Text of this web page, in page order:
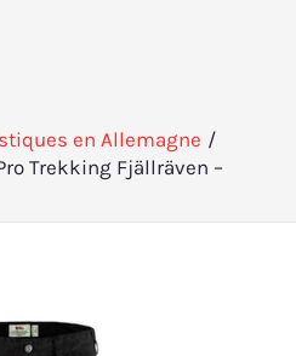
en Allemagne
Trekking Fjällräven –